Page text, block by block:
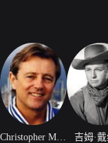
吉姆·